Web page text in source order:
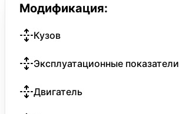
Модификация:
Кузов
Эксплуатационные показатели
Двигатель